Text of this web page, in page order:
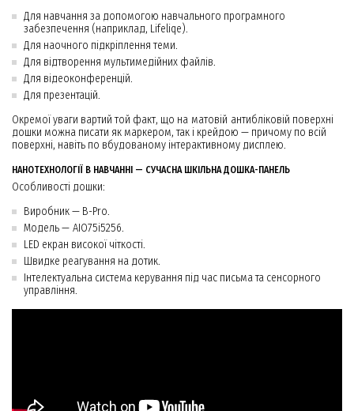
Для навчання за допомогою навчального програмного
забезпечення (наприклад, Lifeliqe).
Для наочного підкріплення теми.
Для відтворення мультимедійних файлів.
Для відеоконференцій.
Для презентацій.
Окремої уваги вартий той факт, що на матовій антибліковій поверхні
дошки можна писати як маркером, так і крейдою — причому по всій
поверхні, навіть по вбудованому інтерактивному дисплею.
НАНОТЕХНОЛОГІЇ В НАВЧАННІ — СУЧАСНА ШКІЛЬНА ДОШКА-ПАНЕЛЬ
Особливості дошки:
Виробник — B-Pro.
Модель — AIO75i5256.
LED екран високої чіткості.
Швидке реагування на дотик.
Інтелектуальна система керування під час письма та сенсорного
управління.